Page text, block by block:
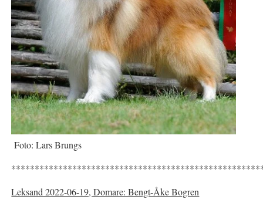
Foto: Lars Brungs
Leksand 2022-06-19, Domare: Bengt-Åke Bogren